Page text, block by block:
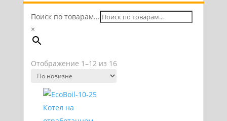
Поиск по товарам...
×
Отображение 1–12 из 16Сортировка: